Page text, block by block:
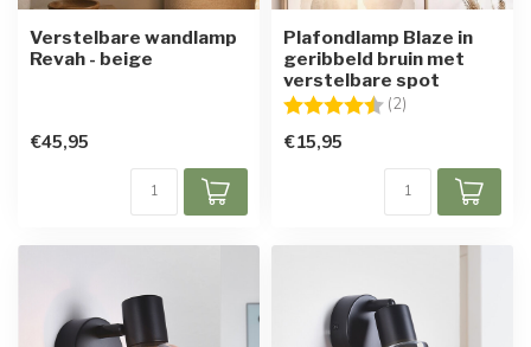
Verstelbare wandlamp
Revah - beige
€45,95
Plafondlamp Blaze in
geribbeld bruin met
verstelbare spot
Beoordeling: (2)
€15,95